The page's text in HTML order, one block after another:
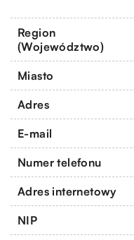
Region
(Województwo)
Miasto
Adres
E-mail
Numer telefonu
Adres internetowy
NIP